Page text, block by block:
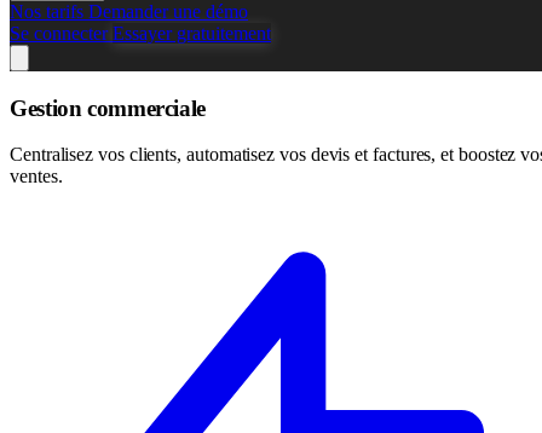
Nos tarifs Demander une démo
Se connecterEssayer gratuitement
Gestion commerciale
Centralisez vos clients, automatisez vos devis et factures, et boostez
ventes.